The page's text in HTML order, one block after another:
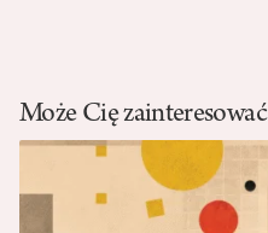
Może Cię zainteresować